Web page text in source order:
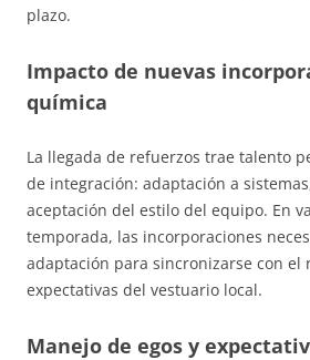
plazo.
Impacto de nuevas
química
La llegada de refuerzos trae talento
de integración: adaptación a
aceptación del estilo del equipo. En
temporada, las incorporaciones
adaptación para sincronizarse con el
expectativas del vestuario local.
Manejo de egos y